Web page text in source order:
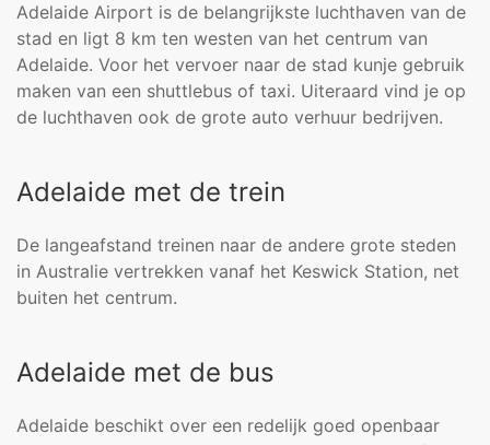
Adelaide Airport is de belangrijkste luchthaven van de
stad en ligt 8 km ten westen van het centrum van
Adelaide. Voor het vervoer naar de stad kunje gebruik
maken van een shuttlebus of taxi. Uiteraard vind je op
de luchthaven ook de grote auto verhuur bedrijven.
Adelaide met de trein
De langeafstand treinen naar de andere grote steden
in Australie vertrekken vanaf het Keswick Station, net
buiten het centrum.
Adelaide met de bus
Adelaide beschikt over een redelijk goed openbaar